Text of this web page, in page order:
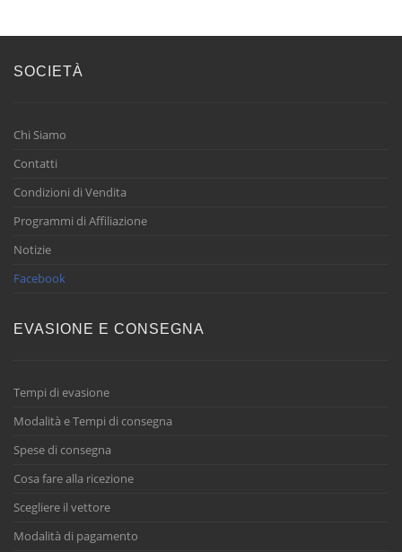
SOCIETÀ
Chi Siamo
Contatti
Condizioni di Vendita
Programmi di Affiliazione
Notizie
Facebook
EVASIONE E CONSEGNA
Tempi di evasione
Modalità e Tempi di consegna
Spese di consegna
Cosa fare alla ricezione
Scegliere il vettore
Modalità di pagamento